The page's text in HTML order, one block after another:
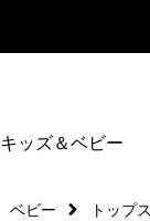
キッズ＆ベビー
ベビー トップス